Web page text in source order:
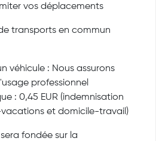
vos déplacements
transports en commun
véhicule : Nous assurons
professionnel
: 0,45 EUR (indemnisation
et domicile-travail)
fondée sur la